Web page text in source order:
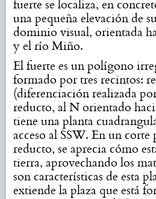
fuerte se localiza, en
una pequeña elevación de
dominio visual, orientada
y el río Miño.
El fuerte es un polígono
formado por tres recintos:
(diferenciación realizada
reducto, al N orientado
tiene una planta
acceso al SSW. En un
reducto, se aprecia cómo
tierra, aprovechando los
son características de esta
extiende la plaza que está